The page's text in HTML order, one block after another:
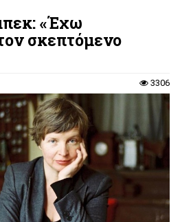
«Έχω
σκεπτόμενο
3306